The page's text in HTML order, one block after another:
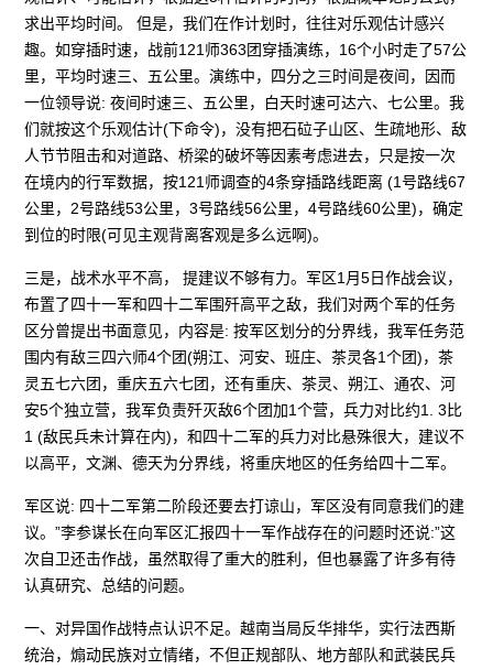
求出平均时间。 但是，我们在作计划时，往往对乐观估计感兴
趣。如穿插时速，战前121师363团穿插演练，16个小时走了57公
里，平均时速三、五公里。演练中，四分之三时间是夜间，因而
一位领导说: 夜间时速三、五公里，白天时速可达六、七公里。我
们就按这个乐观估计(下命令)，没有把石砬子山区、生疏地形、敌
人节节阻击和对道路、桥梁的破坏等因素考虑进去，只是按一次
在境内的行军数据，按121师调查的4条穿插路线距离 (1号路线67
公里，2号路线53公里，3号路线56公里，4号路线60公里)，确定
到位的时限(可见主观背离客观是多么远啊)。
三是，战术水平不高， 提建议不够有力。军区1月5日作战会议，
布置了四十一军和四十二军围歼高平之敌，我们对两个军的任务
区分曾提出书面意见，内容是: 按军区划分的分界线，我军任务范
围内有敌三四六师4个团(朔江、河安、班庄、茶灵各1个团)，茶
灵五七六团，重庆五六七团，还有重庆、茶灵、朔江、通农、河
安5个独立营，我军负责歼灭敌6个团加1个营，兵力对比约1. 3比
1 (敌民兵未计算在内)，和四十二军的兵力对比悬殊很大，建议不
以高平，文渊、德天为分界线，将重庆地区的任务给四十二军。
军区说: 四十二军第二阶段还要去打谅山，军区没有同意我们的建
议。”李参谋长在向军区汇报四十一军作战存在的问题时还说:”这
次自卫还击作战，虽然取得了重大的胜利，但也暴露了许多有待
认真研究、总结的问题。
一、对异国作战特点认识不足。越南当局反华排华，实行法西斯
统治，煽动民族对立情绪，不但正规部队、地方部队和武装民兵